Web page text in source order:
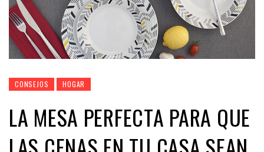
CONSEJOS HOGAR
LA MESA PERFECTA PARA QUE